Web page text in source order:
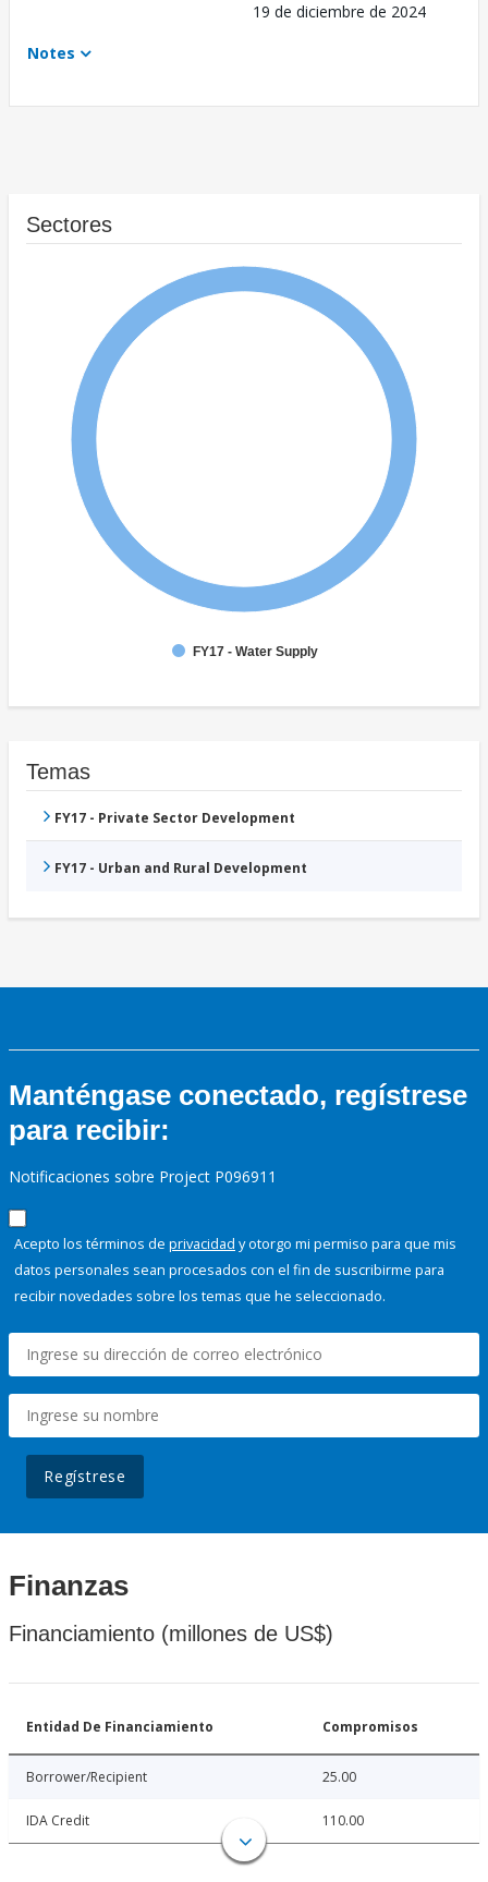
19 de diciembre de 2024
Notes
Sectores
FY17 - Water Supply
Temas
FY17 - Private Sector Development
FY17 - Urban and Rural Development
Manténgase conectado, regístrese
para recibir:
Notificaciones sobre Project P096911
Acepto los términos de privacidad y otorgo mi permiso para que mis
datos personales sean procesados con el fin de suscribirme para
recibir novedades sobre los temas que he seleccionado.
Regístrese
Finanzas
Financiamiento (millones de US$)
Entidad De Financiamiento Compromisos
Borrower/Recipient 25.00
IDA Credit 110.00